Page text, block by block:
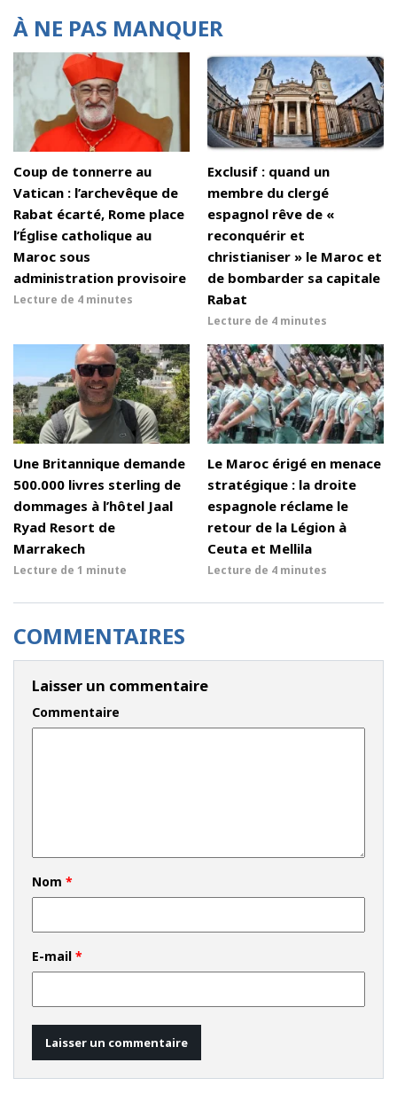
À NE PAS MANQUER
Coup de tonnerre au
Vatican : l’archevêque de
Rabat écarté, Rome place
l’Église catholique au
Maroc sous
administration provisoire
Lecture de 4 minutes
Exclusif : quand un
membre du clergé
espagnol rêve de «
reconquérir et
christianiser » le Maroc et
de bombarder sa capitale
Rabat
Lecture de 4 minutes
Une Britannique demande
500.000 livres sterling de
dommages à l’hôtel Jaal
Ryad Resort de
Marrakech
Lecture de 1 minute
Le Maroc érigé en menace
stratégique : la droite
espagnole réclame le
retour de la Légion à
Ceuta et Mellila
Lecture de 4 minutes
COMMENTAIRES
Laisser un commentaire
Commentaire
Nom *
E-mail *